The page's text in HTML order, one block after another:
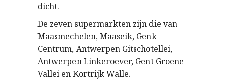
dicht.
De zeven supermarkten zijn die van
Maasmechelen, Maaseik, Genk
Centrum, Antwerpen Gitschotellei,
Antwerpen Linkeroever, Gent Groene
Vallei en Kortrijk Walle.